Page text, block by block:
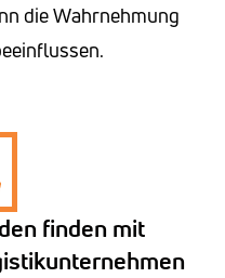
die Wahrnehmung
finden mit